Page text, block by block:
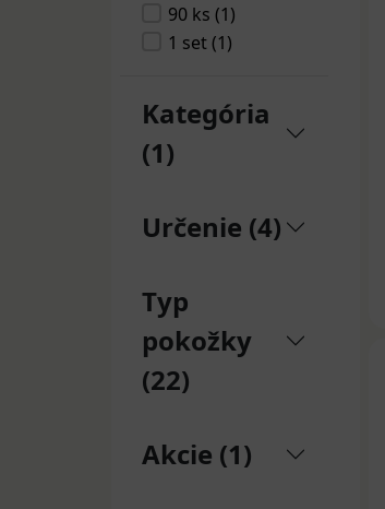
a.s. (1)
90 ks (1)
1 set (1)
Kategória
(1)
Určenie (4)
Typ
pokožky
(22)
Akcie (1)